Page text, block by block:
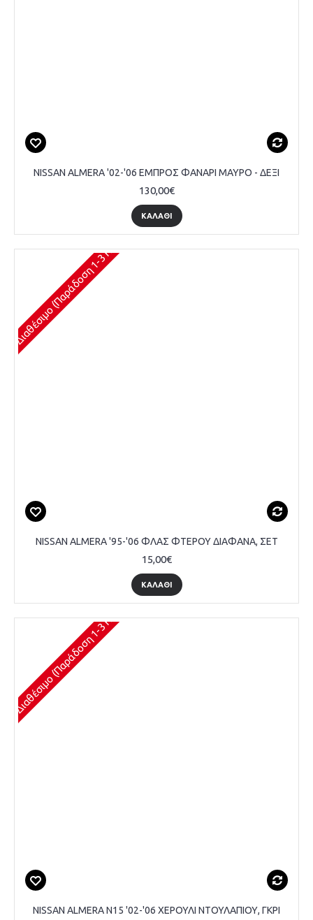
NISSAN ALMERA '02-'06 ΕΜΠΡΟΣ ΦΑΝΑΡΙ ΜΑΥΡΟ - ΔΕΞΙ
130,00€
ΚΑΛΆΘΙ
Διαθέσιμο (Παράδοση 1-3 Ημέρες)
NISSAN ALMERA '95-'06 ΦΛΑΣ ΦΤΕΡΟΥ ΔΙΑΦΑΝΑ, ΣΕΤ
15,00€
ΚΑΛΆΘΙ
Διαθέσιμο (Παράδοση 1-3 Ημέρες)
NISSAN ALMERA N15 '02-'06 ΧΕΡΟΥΛΙ ΝΤΟΥΛΑΠΙΟΥ, ΓΚΡΙ